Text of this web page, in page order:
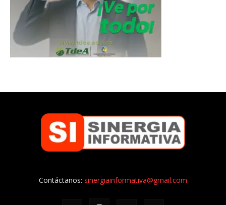
Contáctanos: sinergiainformativa@gmail.com